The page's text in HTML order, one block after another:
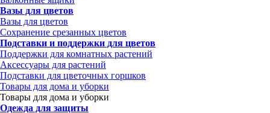
Вазы для цветов
Вазы для цветов
Сохранение срезанных цветов
Подставки и поддержки для цветов
Поддержки для комнатных растений
Аксессуары для растений
Подставки для цветочных горшков
Товары для дома и уборки
Товары для дома и уборки
Одежда для защиты